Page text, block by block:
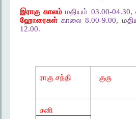
இராகு காலம்மதியம் 03.00-04.30,
ஹோரைகள்காலை 8.00-9.00,
12.00.
ராகு சந்தி குரு
சனி